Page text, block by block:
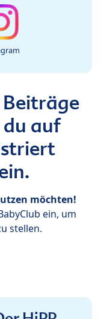
Beiträge
du auf
möchten!
ein, um
stellen.